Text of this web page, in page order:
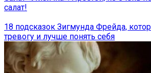
салат!
18 подсказок Зигмунда Фрейда,
тревогу и лучше понять себя